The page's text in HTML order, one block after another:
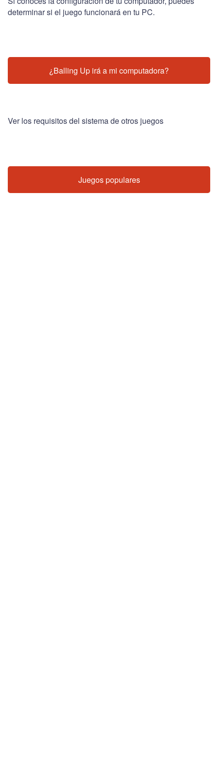
determinar si el juego funcionará en tu PC.
¿Balling Up irá a mi computadora?
Ver los requisitos del sistema de otros juegos
Juegos populares